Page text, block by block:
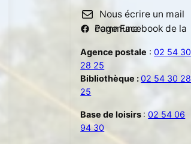
Nous écrire un mail
Page Facebook de la commune
Agence postale :02 54 30
28 25
Bibliothèque :02 54 30 28
25
Base de loisirs :02 54 06
94 30